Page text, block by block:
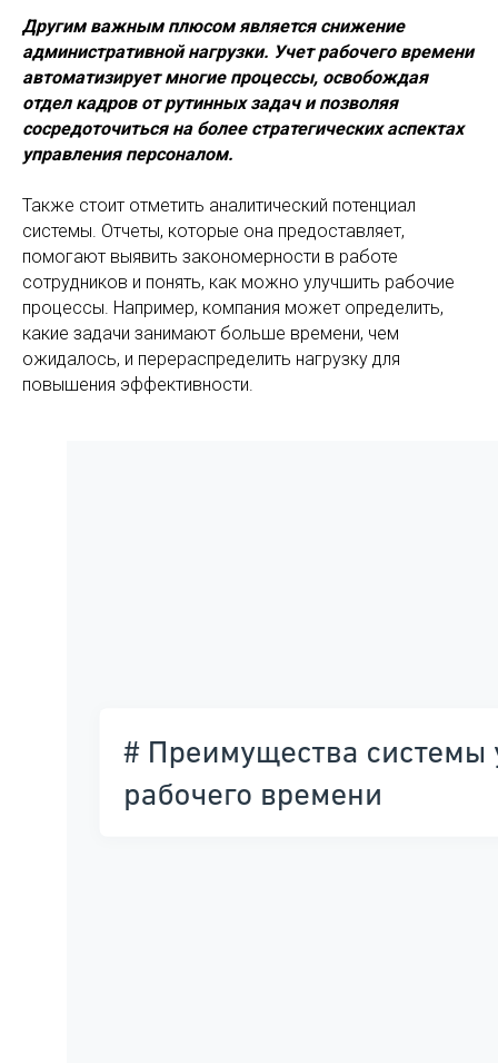
Другим важным плюсом является снижение
административной нагрузки. Учет рабочего времени
автоматизирует многие процессы, освобождая
отдел кадров от рутинных задач и позволяя
сосредоточиться на более стратегических аспектах
управления персоналом.
Также стоит отметить аналитический потенциал
системы. Отчеты, которые она предоставляет,
помогают выявить закономерности в работе
сотрудников и понять, как можно улучшить рабочие
процессы. Например, компания может определить,
какие задачи занимают больше времени, чем
ожидалось, и перераспределить нагрузку для
повышения эффективности.